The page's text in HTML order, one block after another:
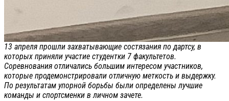
13 апреля прошли захватывающие состязания по дартсу, в
которых приняли участие студентки 7 факультетов.
Соревнования отличались большим интересом участников,
которые продемонстрировали отличную меткость и выдержку.
По результатам упорной борьбы были определены лучшие
команды и спортсменки в личном зачете.